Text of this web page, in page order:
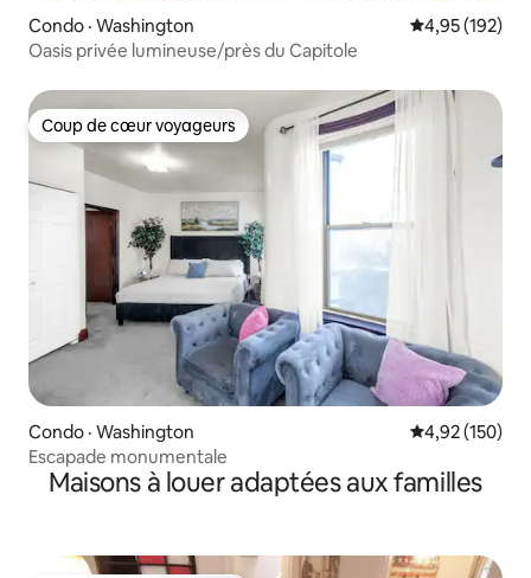
Condo · Washington Note
4,95 (192)
Oasis privée lumineuse/près du Capitole
Coup de cœur voyageurs
Coup de cœur voyageurs
Condo · Washington Note
4,92 (150)
Escapade monumentale
Maisons à louer adaptées aux familles